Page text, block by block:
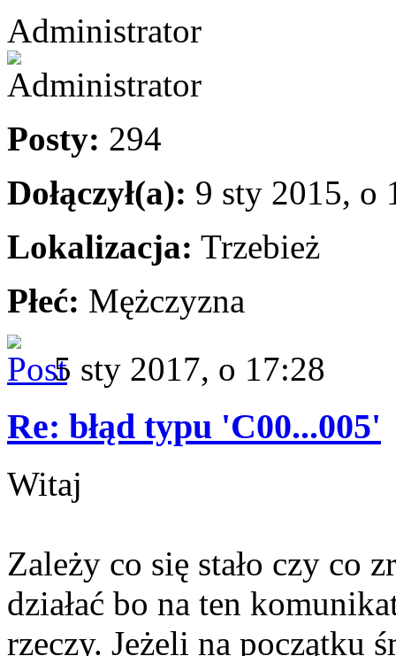
Administrator
Posty: 294
Dołączył(a): 9 sty 2015, o
Lokalizacja: Trzebież
Płeć: Mężczyzna
5 sty 2017, o 17:28
Re: błąd typu 'C00...005'
Witaj
Zależy co się stało czy co
działać bo na ten
rzeczy. Jeżeli na początku